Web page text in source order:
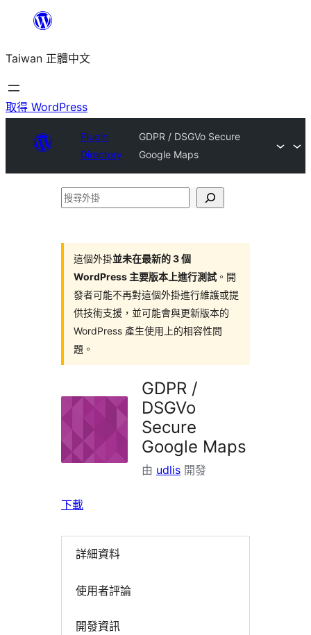
主
要
內
Taiwan 正體中文
取得 WordPress
Plugin
Directory
GDPR / DSGVo Secure
Google Maps
搜
這個外掛並未在最新的 3 個
WordPress 主要版本上進行測試 。開
發者可能不再對這個外掛進行維護或提
供技術支援，並可能會與更新版本的
WordPress 產生使用上的相容性問
題。
GDPR /
DSGVo
Secure
Google Maps
由 udlis 開發
下載
詳細資料
使用者評論
開發資訊